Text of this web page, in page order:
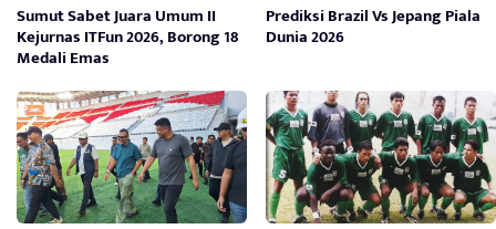
Sumut Sabet Juara Umum II
Kejurnas ITFun 2026, Borong 18
Medali Emas
Prediksi Brazil Vs Jepang Piala
Dunia 2026